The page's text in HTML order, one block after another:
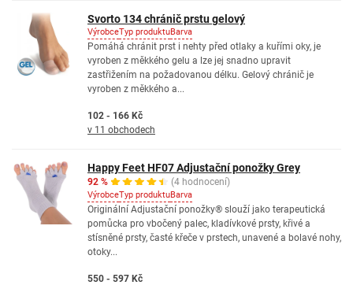
Svorto 134 chránič prstu gelový
VýrobceTyp produktuBarva
Pomáhá chránit prst i nehty před otlaky a kuřími oky, je
vyroben z měkkého gelu a lze jej snadno upravit
zastřižením na požadovanou délku. Gelový chránič je
vyroben z měkkého a...
102 - 166 Kč
v 11 obchodech
Happy Feet HF07 Adjustační ponožky Grey
92 % (4 hodnocení)
VýrobceTyp produktuBarva
Originální Adjustační ponožky® slouží jako terapeutická
pomůcka pro vbočený palec, kladívkové prsty, křivé a
stísněné prsty, časté křeče v prstech, unavené a bolavé nohy,
otoky...
550 - 597 Kč